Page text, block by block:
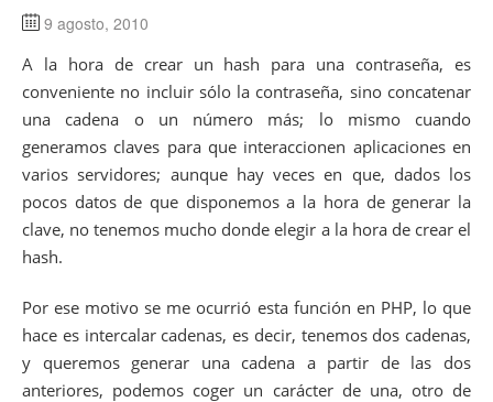
9 agosto, 2010
A la hora de crear un hash para una contraseña, es
conveniente no incluir sólo la contraseña, sino concatenar
una cadena o un número más; lo mismo cuando
generamos claves para que interaccionen aplicaciones en
varios servidores; aunque hay veces en que, dados los
pocos datos de que disponemos a la hora de generar la
clave, no tenemos mucho donde elegir a la hora de crear el
hash.
Por ese motivo se me ocurrió esta función en PHP, lo que
hace es intercalar cadenas, es decir, tenemos dos cadenas,
y queremos generar una cadena a partir de las dos
anteriores, podemos coger un carácter de una, otro de